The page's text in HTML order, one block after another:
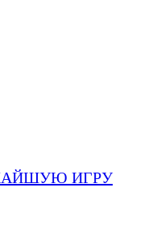
ИГРУ